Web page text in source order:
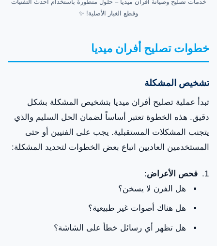
خدمات تصليح وصيانة أفران ميديا – حلول متطورة باستخدام أحدث التقنيات
وقطع الغيار الأصلية! ✨
خطوات تصليح أفران ميديا
تشخيص المشكلة
تبدأ عملية تصليح أفران ميديا بتشخيص المشكلة بشكل
دقيق. هذه الخطوة تعتبر أساساً لضمان الحل السليم والذي
يتجنب المشكلات المستقبلية. يجب على الفنيين أو حتى
المستخدمين العاديين اتباع بعض الخطوات لتحديد المشكلة:
فحص الأعراض:
هل الفرن لا يسخن؟
هل هناك أصوات غير طبيعية؟
هل تظهر أي رسائل خطأ على الشاشة؟